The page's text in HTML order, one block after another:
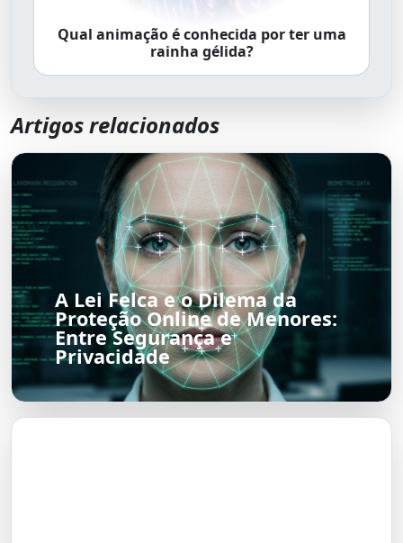
Qual animação é conhecida por ter uma
rainha gélida?
Artigos relacionados
A Lei Felca e o Dilema da
Proteção Online de Menores:
Entre Segurança e
Privacidade